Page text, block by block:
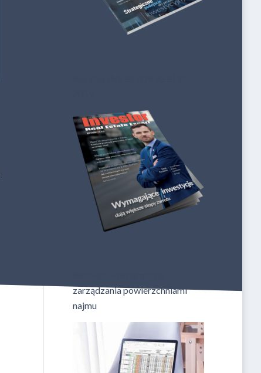
zarządzania powierzchniami
najmu